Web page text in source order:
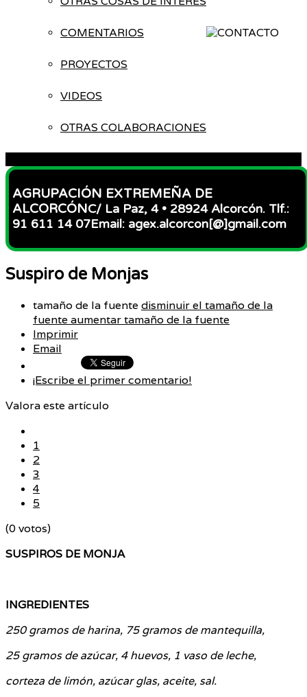
COMENTARIOS
PROYECTOS
VIDEOS
OTRAS COLABORACIONES
AGRUPACIÓN EXTREMEÑA DE
ALCORCÓNC/ La Paz, 4 • 28924 Alcorcón. Tlf.:
91 611 14 07Email: agex.alcorcon[@]gmail.com
Suspiro de Monjas
tamaño de la fuente disminuir el tamaño de la
fuente aumentar tamaño de la fuente
Imprimir
Email
¡Escribe el primer comentario!
Valora este artículo
1
2
3
4
5
(0 votos)
SUSPIROS DE MONJA
INGREDIENTES
250 gramos de harina, 75 gramos de mantequilla,
25 gramos de azúcar, 4 huevos, 1 vaso de leche,
corteza de limón, azúcar glas, aceite, sal.